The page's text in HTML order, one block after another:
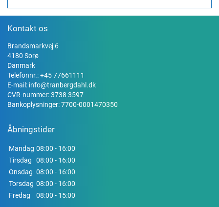
Kontakt os
Brandsmarkvej 6
4180 Sorø
Danmark
Telefonnr.:+45 77661111
E-mail: info@tranbergdahl.dk
CVR-nummer: 3738 3597
Bankoplysninger: 7700-0001470350
Åbningstider
Mandag 08:00 - 16:00
Tirsdag
08:00 - 16:00
Onsdag 08:00 - 16:00
Torsdag 08:00 - 16:00
Fredag
08:00 - 15:00